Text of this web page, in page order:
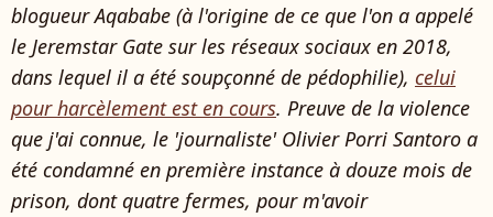
blogueur Aqababe (à l'origine de ce que l'on a appelé
le Jeremstar Gate sur les réseaux sociaux en 2018,
dans lequel il a été soupçonné de pédophilie), celui
pour harcèlement est en cours. Preuve de la violence
que j'ai connue, le 'journaliste' Olivier Porri Santoro a
été condamné en première instance à douze mois de
prison, dont quatre fermes, pour m'avoir